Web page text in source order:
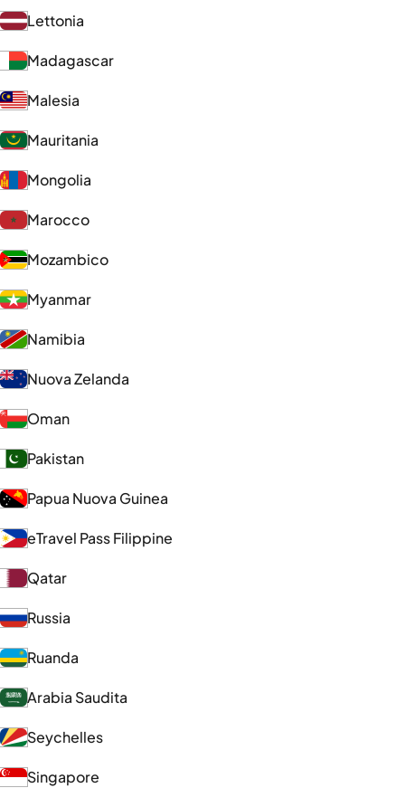
Lettonia
Madagascar
Malesia
Mauritania
Mongolia
Marocco
Mozambico
Myanmar
Namibia
Nuova Zelanda
Oman
Pakistan
Papua Nuova Guinea
eTravel Pass Filippine
Qatar
Russia
Ruanda
Arabia Saudita
Seychelles
Singapore